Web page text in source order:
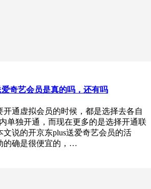
奇艺会员是真的吗，还有吗
开通虚拟会员的时候，都是选择去各自
单独开通，而现在更多的是选择开通联
文说的开京东plus送爱奇艺会员的活
的确是很便宜的，…